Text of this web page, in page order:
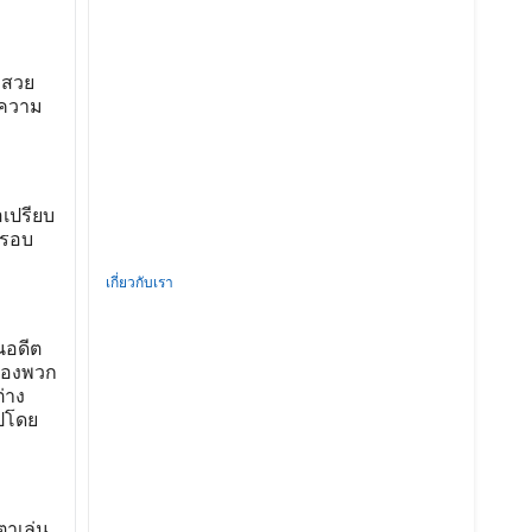
วย
วาม
ปรียบ
อบ
อดีต
งพวก
ง
ดย
เกี่ยวกับเรา